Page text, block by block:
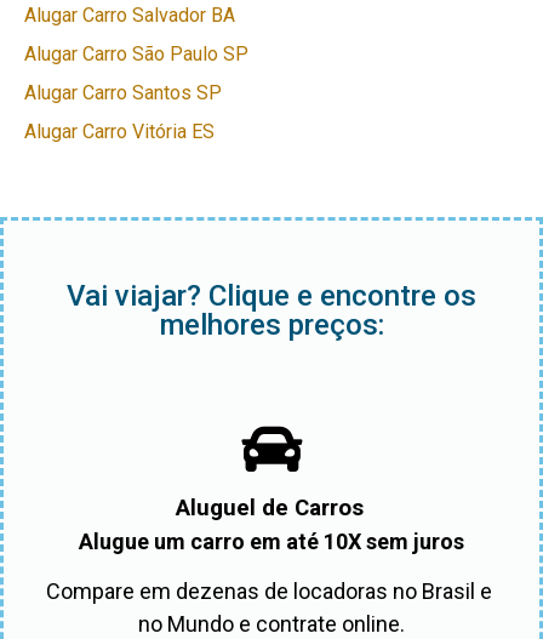
Alugar Carro Salvador BA
Alugar Carro São Paulo SP
Alugar Carro Santos SP
Alugar Carro Vitória ES
Vai viajar? Clique e encontre os
melhores preços:
Aluguel de Carros
Alugue um carro em até 10X sem juros
Compare em dezenas de locadoras no Brasil e
no Mundo e contrate online.